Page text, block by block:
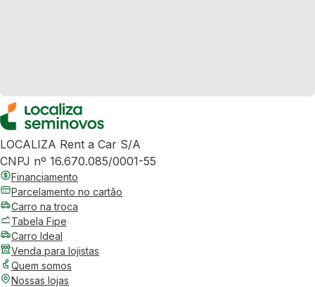
LOCALIZA Rent a Car S/A
CNPJ nº 16.670.085/0001-55
Financiamento
Parcelamento no cartão
Carro na troca
Tabela Fipe
Carro Ideal
Venda para lojistas
Quem somos
Nossas lojas